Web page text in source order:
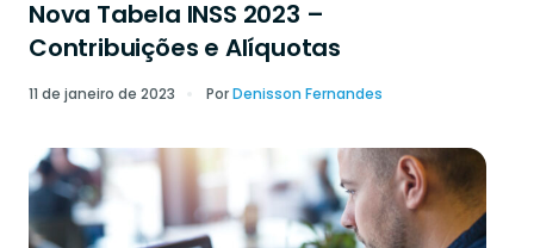
Nova Tabela INSS 2023 –
Contribuições e Alíquotas
11 de janeiro de 2023 PorDenisson Fernandes